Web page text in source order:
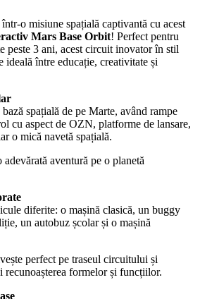
o misiune spațială captivantă cu acest
Mars Base Orbit! Perfect pentru
peste 3 ani, acest circuit inovator în stil
ideală între educație, creativitate și
spațială de pe Marte, având rampe
cu aspect de OZN, platforme de lansare,
o mică navetă spațială.
aventură pe o planetă
diferite: o mașină clasică, un buggy
un autobuz școlar și o mașină
perfect pe traseul circuitului și
recunoașterea formelor și funcțiilor.